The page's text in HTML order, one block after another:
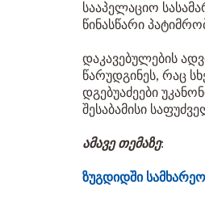
სააპელაციო
წინასწარი
დაკავებულების
წარუდგინეს, რაც
დგებუაძეები
შესაბამისი
ამავე თემაზე:
ზუგდიდში